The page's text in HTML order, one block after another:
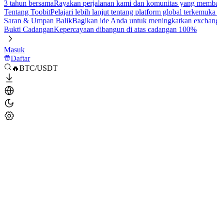
3 tahun bersamaRayakan perjalanan kami dan komunitas yang
Tentang ToobitPelajari lebih lanjut tentang platform global terkemuka
Saran & Umpan BalikBagikan ide Anda untuk meningkatkan
Bukti CadanganKepercayaan dibangun di atas cadangan 100%
Masuk
Daftar
🔥BTC/USDT